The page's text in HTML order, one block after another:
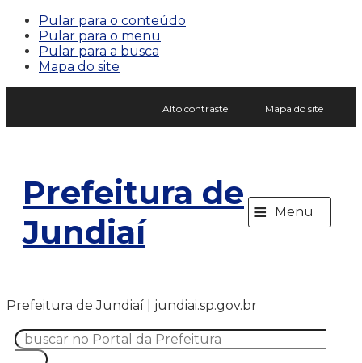
Pular para o conteúdo
Pular para o menu
Pular para a busca
Mapa do site
Alto contraste Mapa do site
Prefeitura de
Jundiaí
≡ Menu
Prefeitura de Jundiaí | jundiai.sp.gov.br